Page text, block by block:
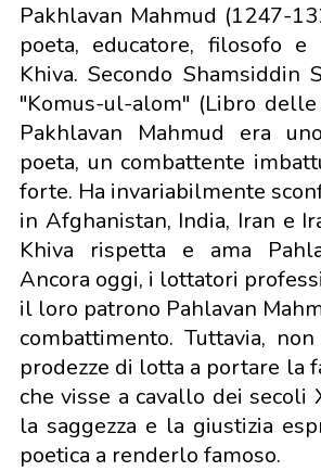
Pakhlavan Mahmud (1247-
poeta, educatore, filosofo
Khiva. Secondo Shamsiddin
"Komus-ul-alom" (Libro
Pakhlavan Mahmud era
poeta, un combattente
forte. Ha invariabilmente
in Afghanistan, India, Iran e
Khiva rispetta e ama
Ancora oggi, i lottatori
il loro patrono Pahlavan
combattimento. Tuttavia,
prodezze di lotta a portare la
che visse a cavallo dei secoli
la saggezza e la giustizia
poetica a renderlo famoso.